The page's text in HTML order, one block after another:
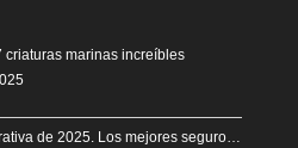
criaturas marinas increíbles
de 2025. Los mejores seguro…